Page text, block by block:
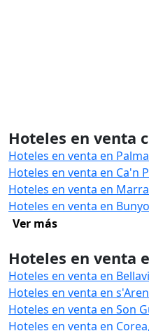
Hoteles en venta
Hoteles en venta en
Hoteles en venta en Ca'n
Hoteles en venta en
Hoteles en venta en
Ver más
Hoteles en venta
Hoteles en venta en
Hoteles en venta en
Hoteles en venta en Son
Hoteles en venta en